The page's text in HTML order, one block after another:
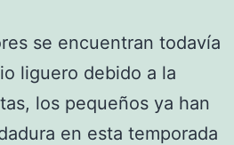
se encuentran todavía
liguero debido a la
los pequeños ya han
en esta temporada